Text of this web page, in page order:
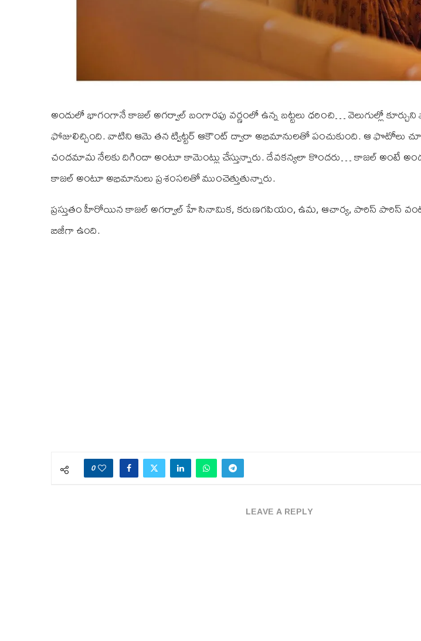
అందులో భాగంగానే కాజల్ అగర్వాల్ బంగారపు వర్ణంలో ఉన్న బట్టలు ధరించి… వెలుగుల్లో
ఫోజులిచ్చింది. వాటిని ఆమె తన ట్విట్టర్ ఆకౌంట్ ద్వారా అభిమానులతో పంచుకుంది. ఆ ఫొటోలు
చందమామ నేలకు దిగిందా అంటూ కామెంట్లు చేస్తున్నారు. దేవకన్యలా కొందరు… కాజల్ అంటే
కాజల్ అంటూ అభిమానులు ప్రశంసలతో ముంచెత్తుతున్నారు.
ప్రస్తుతం హీరోయిన కాజల్ అగర్వాల్ హే సినామిక, కరుణగపియం, ఉమ, ఆచార్య, పారిస్ పారిస్
బిజీగా ఉంది.
0
LEAVE A REPLY